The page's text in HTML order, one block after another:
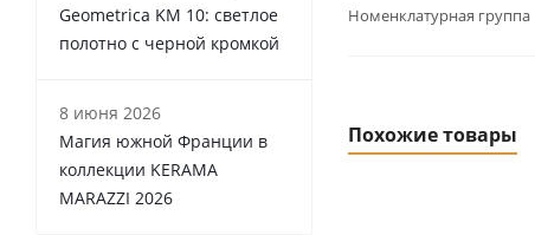
Номенклатурная группа
Похожие товары
Geometrica KM 10: светлое
полотно с черной кромкой
8 июня 2026
Магия южной Франции в
коллекции KERAMA
MARAZZI 2026